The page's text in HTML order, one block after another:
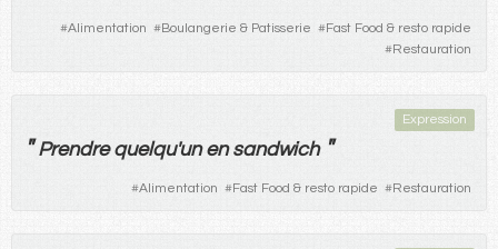
#Alimentation #Boulangerie & Patisserie #Fast Food & resto rapide
#Restauration
Expression
" Prendre quelqu'un en sandwich "
#Alimentation #Fast Food & resto rapide #Restauration